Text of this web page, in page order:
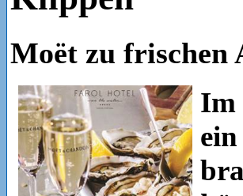
Moët zu frischen
Im